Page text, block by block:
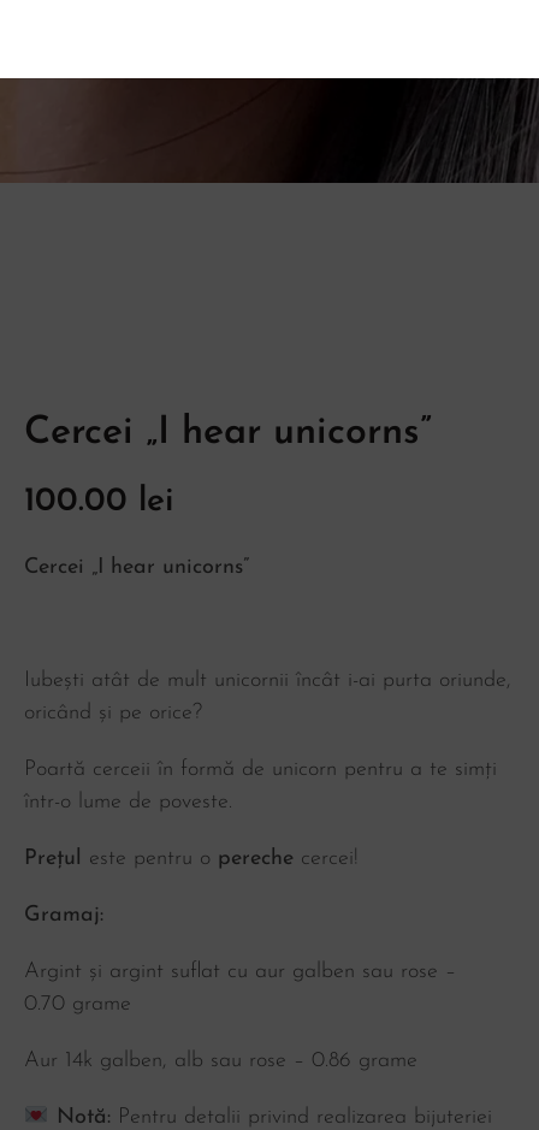
Cercei „I hear unicorns”
100.00 lei
Cercei „I hear unicorns”
Iubești atât de mult unicornii încât i-ai purta oriunde,
oricând și pe orice?
Poartă cerceii în formă de unicorn pentru a te simți
într-o lume de poveste.
Prețul este pentru o pereche cercei!
Gramaj:
Argint și argint suflat cu aur galben sau rose –
0.70 grame
Aur 14k galben, alb sau rose – 0.86 grame
Notă: Pentru detalii privind realizarea bijuteriei